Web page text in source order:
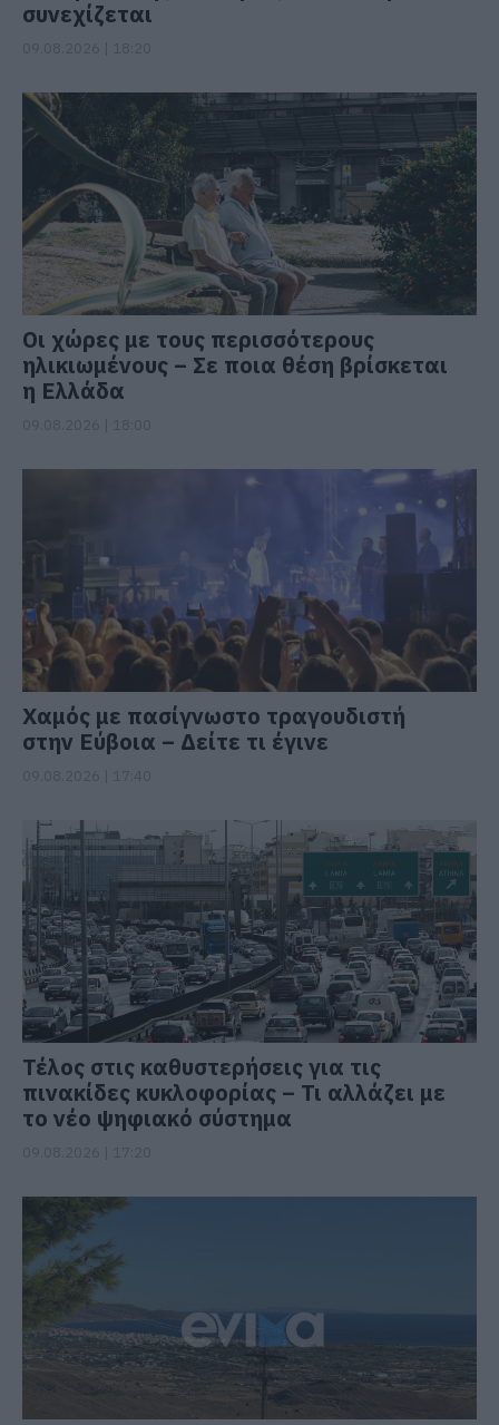
συνεχίζεται
Οι χώρες με τους περισσότερους
ηλικιωμένους – Σε ποια θέση βρίσκεται
η Ελλάδα
Χαμός με πασίγνωστο τραγουδιστή
στην Εύβοια – Δείτε τι έγινε
Τέλος στις καθυστερήσεις για τις
πινακίδες κυκλοφορίας – Τι αλλάζει με
το νέο ψηφιακό σύστημα